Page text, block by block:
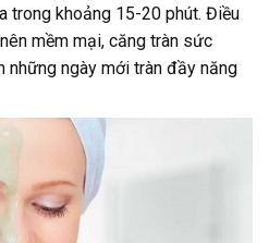
trong khoảng 15-20 phút. Điều
mềm mại, căng tràn sức
những ngày mới tràn đầy năng